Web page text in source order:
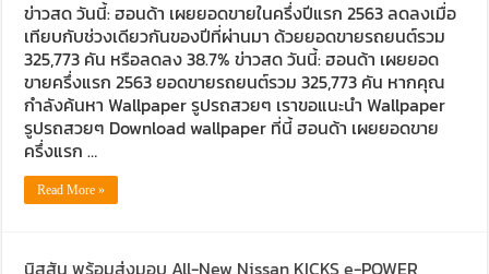
ข่าวสด วันนี้: ฮอนด้า เผยยอดขายในครึ่งปีแรก 2563 ลดลงเมื่อ
เทียบกับช่วงเดียวกันของปีที่ผ่านมา ด้วยยอดขายรถยนต์รวม
325,773 คัน หรือลดลง 38.7% ข่าวสด วันนี้: ฮอนด้า เผยยอด
ขายครึ่งแรก 2563 ยอดขายรถยนต์รวม 325,773 คัน หากคุณ
กำลังค้นหา Wallpaper รูปรถสวยๆ เราขอแนะนำ Wallpaper
รูปรถสวยๆ Download wallpaper ที่นี้ ฮอนด้า เผยยอดขาย
ครึ่งแรก …
Read More »